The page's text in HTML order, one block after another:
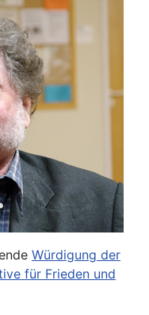
Würdigung der
für Frieden und